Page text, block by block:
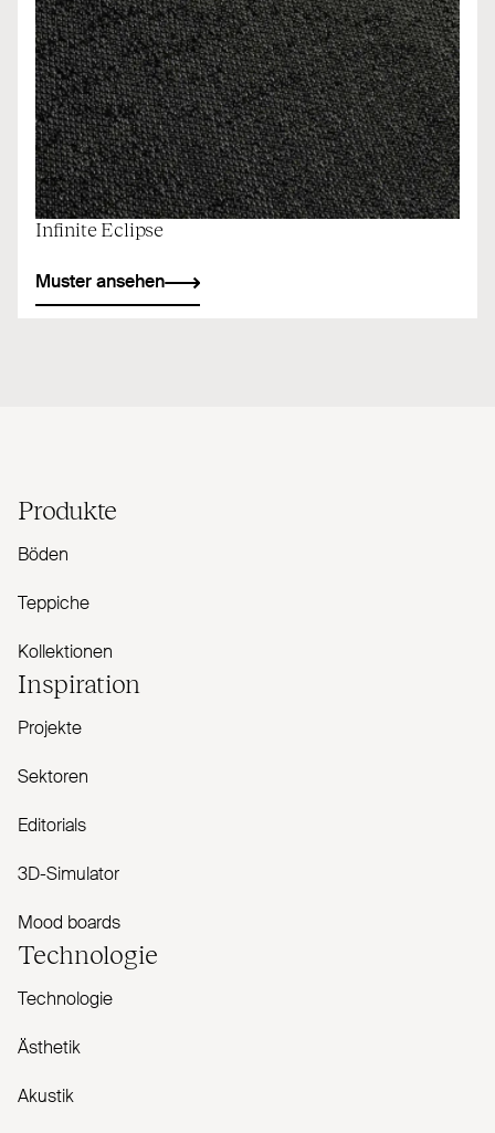
Infinite Eclipse
Muster ansehen
Produkte
Böden
Teppiche
Kollektionen
Inspiration
Projekte
Sektoren
Editorials
3D-Simulator
Mood boards
Technologie
Technologie
Ästhetik
Akustik